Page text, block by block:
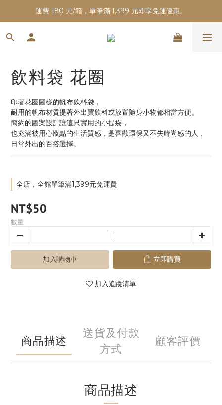
運費 180 元/箱，單筆滿 1,399 元即享免運優惠。
飲料袋 花圈
印著花圈圖樣的帆布飲料袋，
耐用的帆布材質提著外出買飲料或放置隨身小物都相當方便。
簡約的圖案設計讓這只實用的小提袋，
也充滿被用心妝點的生活質感，是喜歡環保又不失時尚感的人，
日常外出的百搭選擇。
全店，全館單筆滿1,399元免運費
NT$50
數量
加入購物車 立即購買
加入追蹤清單
商品描述
送貨及付款
方式
顧客評價
商品描述